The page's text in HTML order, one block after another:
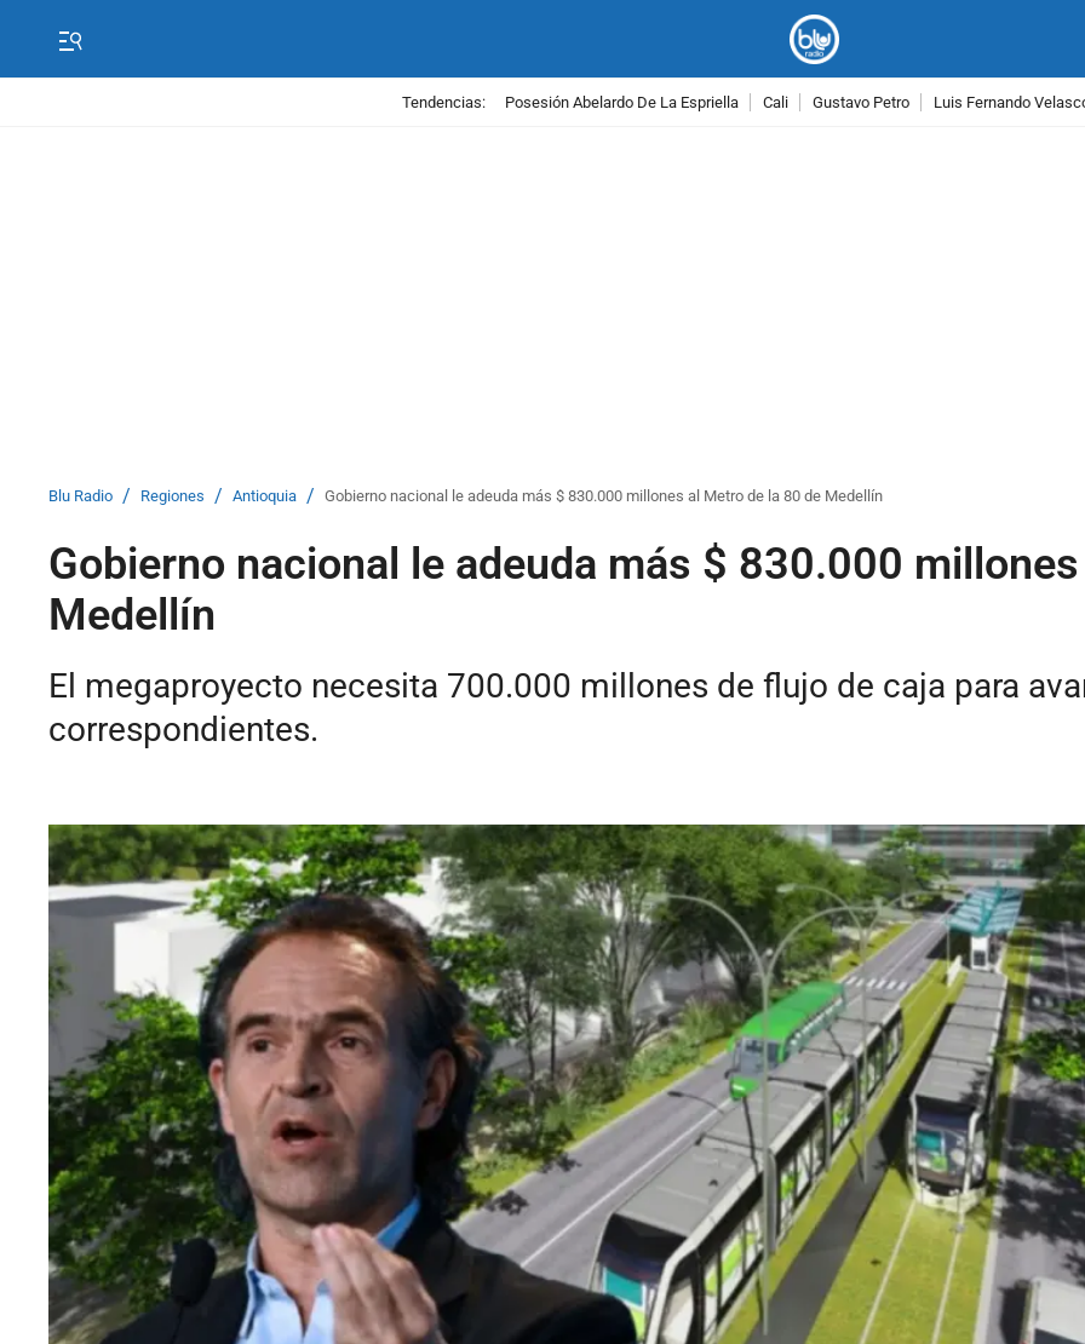
Tendencias: Posesión Abelardo De La Espriella Cali Gustavo Petro Luis Fernando
Blu Radio / Regiones / Antioquia / Gobierno nacional le adeuda más $ 830.000 millones al Metro de la 80 de Medellín
Gobierno nacional le adeuda más $ 830.000
Medellín
El megaproyecto necesita 700.000 millones de flujo de caja para
correspondientes.